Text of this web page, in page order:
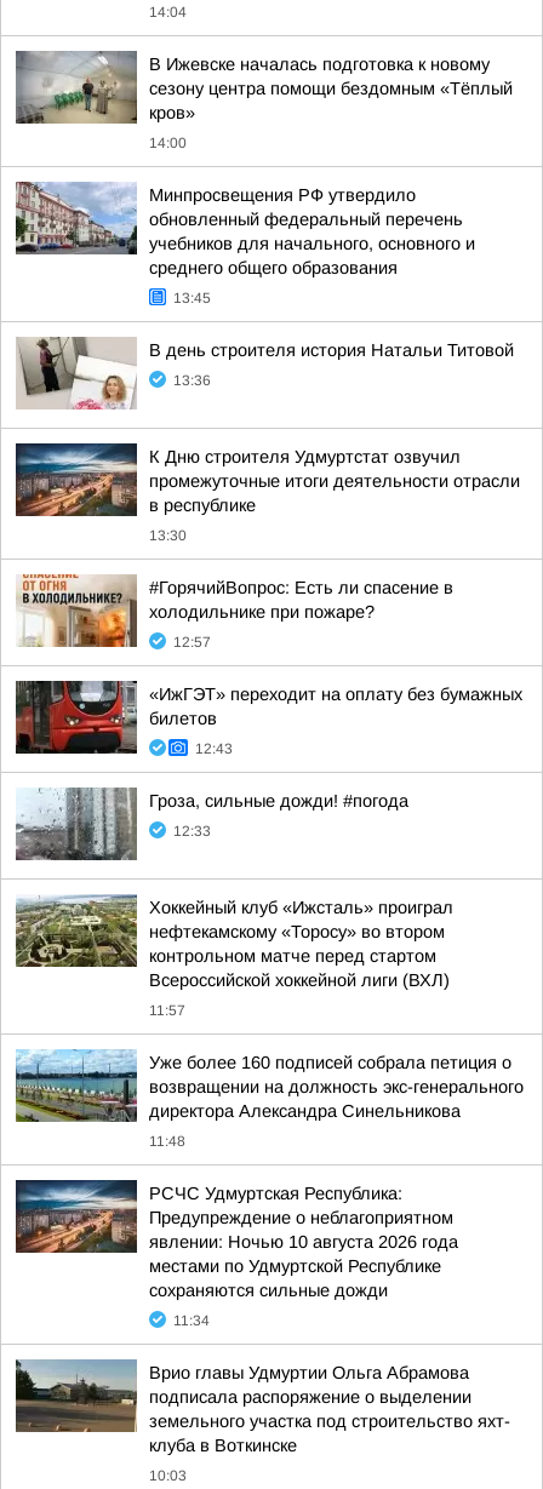
14:04
В Ижевске началась подготовка к новому
сезону центра помощи бездомным «Тёплый
кров»
14:00
Минпросвещения РФ утвердило
обновленный федеральный перечень
учебников для начального, основного и
среднего общего образования
13:45
В день строителя история Натальи Титовой
13:36
К Дню строителя Удмуртстат озвучил
промежуточные итоги деятельности отрасли
в республике
13:30
#ГорячийВопрос: Есть ли спасение в
холодильнике при пожаре?
12:57
«ИжГЭТ» переходит на оплату без бумажных
билетов
12:43
Гроза, сильные дожди! #погода
12:33
Хоккейный клуб «Ижсталь» проиграл
нефтекамскому «Торосу» во втором
контрольном матче перед стартом
Всероссийской хоккейной лиги (ВХЛ)
11:57
Уже более 160 подписей собрала петиция о
возвращении на должность экс-генерального
директора Александра Синельникова
11:48
РСЧС Удмуртская Республика:
Предупреждение о неблагоприятном
явлении: Ночью 10 августа 2026 года
местами по Удмуртской Республике
сохраняются сильные дожди
11:34
Врио главы Удмуртии Ольга Абрамова
подписала распоряжение о выделении
земельного участка под строительство яхт-
клуба в Воткинске
10:03